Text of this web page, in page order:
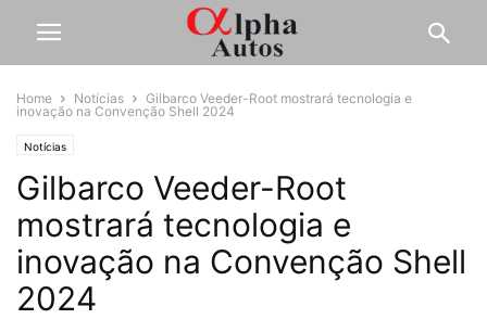
Home Notícias
Gilbarco Veeder-Root mostrará tecnologia e
inovação na Convenção Shell 2024
Notícias
Gilbarco Veeder-Root
mostrará tecnologia e
inovação na Convenção Shell
2024